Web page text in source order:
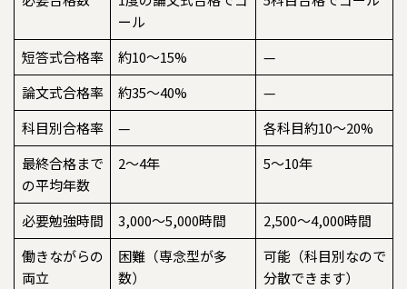
ール
短答式合格率 約10〜15%
—
論文式合格率
約35〜40%
—
科目別合格率
—
各科目約10〜20%
最終合格まで
の平均年数
2〜4年 5〜10年
必要勉強時間 3,000〜5,000時間
2,500〜4,000時間
働きながらの
両立
困難（専念型が多
数）
可能（科目別なので
分散できます）